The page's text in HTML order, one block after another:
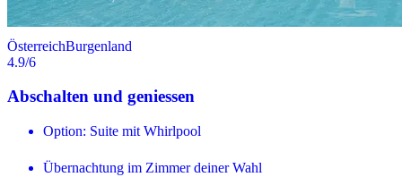
ÖsterreichBurgenland
4.9/6
Abschalten und geniessen
Option: Suite mit Whirlpool
Übernachtung im Zimmer deiner Wahl